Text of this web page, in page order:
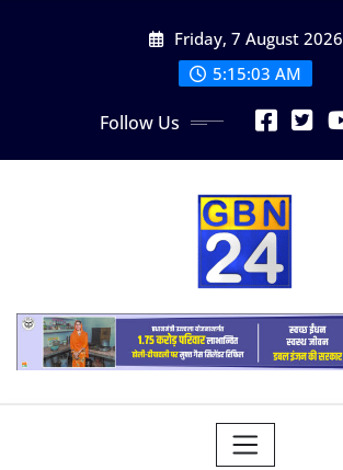
Friday, 7 August 2026
5:15:04 AM
Follow Us